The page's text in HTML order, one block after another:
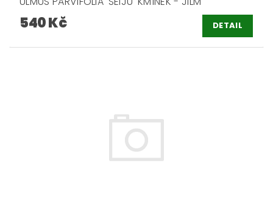
540 Kč DETAIL